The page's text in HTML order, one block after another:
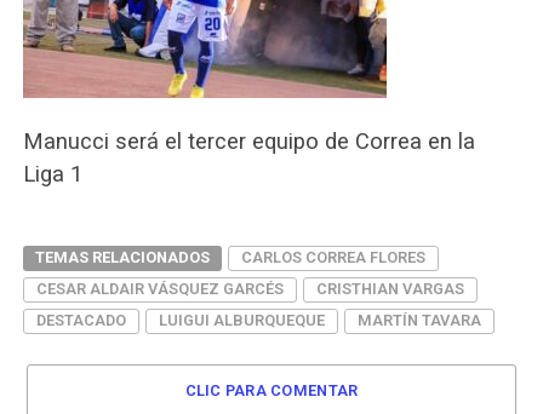
Manucci será el tercer equipo de Correa en la
Liga 1
TEMAS RELACIONADOS
CARLOS CORREA FLORES
CESAR ALDAIR VÁSQUEZ GARCÉS
CRISTHIAN VARGAS
DESTACADO
LUIGUI ALBURQUEQUE MARTÍN TAVARA
CLIC PARA COMENTAR